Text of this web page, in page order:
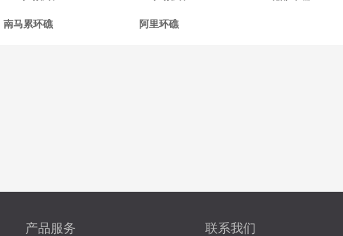
南马累环礁 阿里环礁
产品服务 联系我们